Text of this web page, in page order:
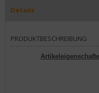
Details
PRODUKTBESCHREIBUNG